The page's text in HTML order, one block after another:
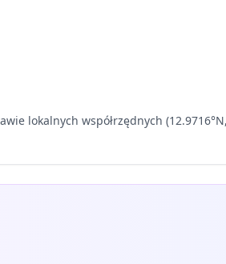
lokalnych współrzędnych